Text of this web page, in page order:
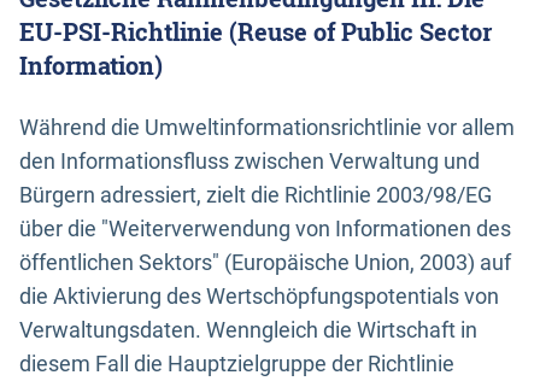
EU-PSI-Richtlinie (Reuse of Public Sector
Information)
Während die Umweltinformationsrichtlinie vor allem
den Informationsfluss zwischen Verwaltung und
Bürgern adressiert, zielt die Richtlinie 2003/98/EG
über die "Weiterverwendung von Informationen des
öffentlichen Sektors" (Europäische Union, 2003) auf
die Aktivierung des Wertschöpfungspotentials von
Verwaltungsdaten. Wenngleich die Wirtschaft in
diesem Fall die Hauptzielgruppe der Richtlinie